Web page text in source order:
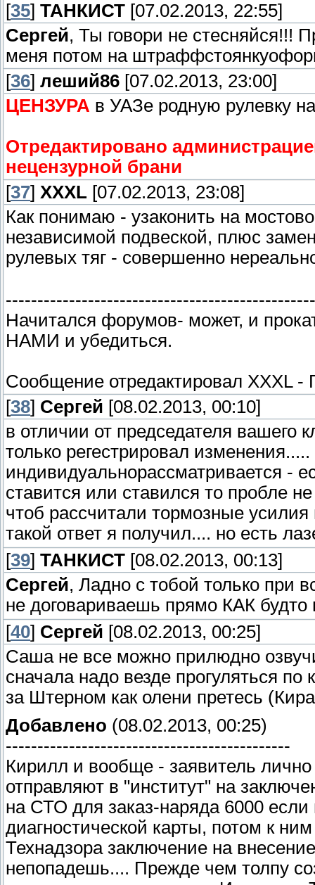
[35] ТАНКИСТ [07.02.2013, 22:55]
Сергей, Ты говори не стесняйся!!!
меня потом на
[36] леший86 [07.02.2013, 23:00]
ЦЕНЗУРА в УАЗе родную рулевку
Отредактировано
нецензурной брани
[37] XXXL [07.02.2013, 23:08]
Как понимаю - узаконить на
независимой подвеской, плюс
рулевых тяг - совершенно
Начитался форумов- может, и
НАМИ и убедиться.
Сообщение отредактировал XXXL-
[38] Сергей [08.02.2013, 00:10]
в отличии от председателя вашего
только регестрировал
индивидуальнорассматривается -
ставится или ставился то пробле
чтоб рассчитали тормозные
такой ответ я получил.... но есть
[39] ТАНКИСТ [08.02.2013, 00:13]
Сергей, Ладно с тобой только при
не договариваешь прямо КАК
[40] Сергей [08.02.2013, 00:25]
Саша не все можно прилюдно
сначала надо везде прогуляться
за Штерном как олени претесь
Добавлено (08.02.2013, 00:25)
---------------------------------------------
Кирилл и вообще - заявитель
отправляют в "институт" на
на СТО для заказ-наряда 6000
диагностической карты, потом к
Технадзора заключение на
непопадешь.... Прежде чем толпу